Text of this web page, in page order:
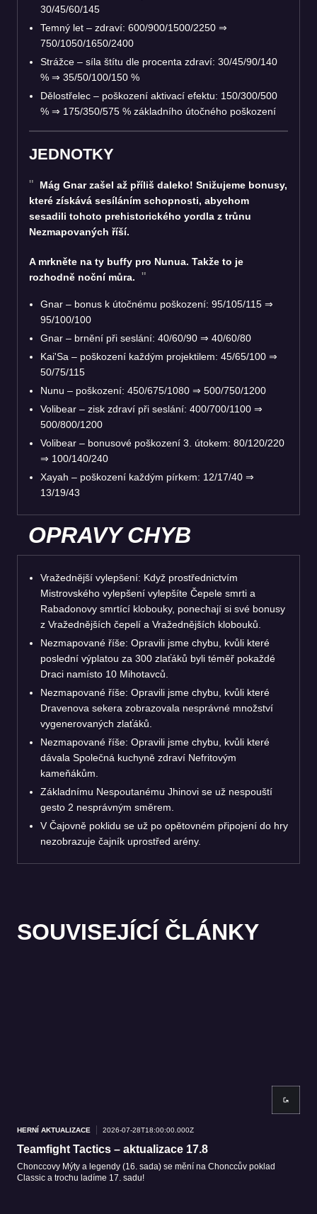
30/45/60/145
Temný let – zdraví: 600/900/1500/2250 ⇒
750/1050/1650/2400
Strážce – síla štítu dle procenta zdraví: 30/45/90/140
% ⇒ 35/50/100/150 %
Dělostřelec – poškození aktivací efektu: 150/300/500
% ⇒ 175/350/575 % základního útočného poškození
JEDNOTKY
Mág Gnar zašel až příliš daleko! Snižujeme bonusy,
které získává sesíláním schopnosti, abychom
sesadili tohoto prehistorického yordla z trůnu
Nezmapovaných říší.
A mrkněte na ty buffy pro Nunua. Takže to je
rozhodně noční můra.
Gnar – bonus k útočnému poškození: 95/105/115 ⇒
95/100/100
Gnar – brnění při seslání: 40/60/90 ⇒ 40/60/80
Kai'Sa – poškození každým projektilem: 45/65/100 ⇒
50/75/115
Nunu – poškození: 450/675/1080 ⇒ 500/750/1200
Volibear – zisk zdraví při seslání: 400/700/1100 ⇒
500/800/1200
Volibear – bonusové poškození 3. útokem: 80/120/220
⇒ 100/140/240
Xayah – poškození každým pírkem: 12/17/40 ⇒
13/19/43
OPRAVY CHYB
Vražednější vylepšení: Když prostřednictvím
Mistrovského vylepšení vylepšíte Čepele smrti a
Rabadonovy smrtící klobouky, ponechají si své bonusy
z Vražednějších čepelí a Vražednějších klobouků.
Nezmapované říše: Opravili jsme chybu, kvůli které
poslední výplatou za 300 zlaťáků byli téměř pokaždé
Draci namísto 10 Mihotavců.
Nezmapované říše: Opravili jsme chybu, kvůli které
Dravenova sekera zobrazovala nesprávné množství
vygenerovaných zlaťáků.
Nezmapované říše: Opravili jsme chybu, kvůli které
dávala Společná kuchyně zdraví Nefritovým
kameňákům.
Základnímu Nespoutanému Jhinovi se už nespouští
gesto 2 nesprávným směrem.
V Čajovně poklidu se už po opětovném připojení do hry
nezobrazuje čajník uprostřed arény.
SOUVISEJÍCÍ ČLÁNKY
HERNÍ AKTUALIZACE 2026-07-28T18:00:00.000Z
Teamfight Tactics – aktualizace 17.8
Chonccovy Mýty a legendy (16. sada) se mění na Chonccův poklad
Classic a trochu ladíme 17. sadu!